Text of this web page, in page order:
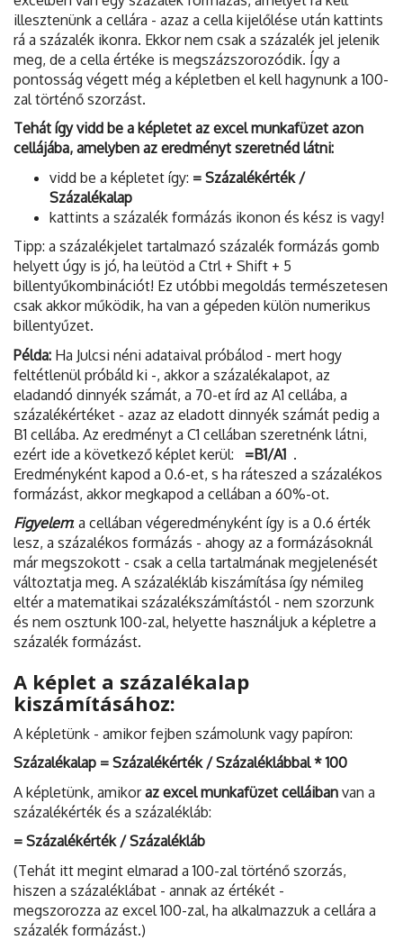
illesztenünk a cellára - azaz a cella kijelőlése után kattints
rá a százalék ikonra. Ekkor nem csak a százalék jel jelenik
meg, de a cella értéke is megszázszorozódik. Így a
pontosság végett még a képletben el kell hagynunk a 100-
zal történő szorzást.
Tehát így vidd be a képletet az excel munkafüzet azon
cellájába, amelyben az eredményt szeretnéd látni:
vidd be a képletet így: = Százalékérték /
Százalékalap
kattints a százalék formázás ikonon és kész is vagy!
Tipp: a százalékjelet tartalmazó százalék formázás gomb
helyett úgy is jó, ha leütöd a Ctrl + Shift + 5
billentyűkombinációt! Ez utóbbi megoldás természetesen
csak akkor működik, ha van a gépeden külön numerikus
billentyűzet.
Példa: Ha Julcsi néni adataival próbálod - mert hogy
feltétlenül próbáld ki -, akkor a százalékalapot, az
eladandó dinnyék számát, a 70-et írd az A1 cellába, a
százalékértéket - azaz az eladott dinnyék számát pedig a
B1 cellába. Az eredményt a C1 cellában szeretnénk látni,
ezért ide a következő képlet kerül: =B1/A1 .
Eredményként kapod a 0.6-et, s ha ráteszed a százalékos
formázást, akkor megkapod a cellában a 60%-ot.
Figyelem: a cellában végeredményként így is a 0.6 érték
lesz, a százalékos formázás - ahogy az a formázásoknál
már megszokott - csak a cella tartalmának megjelenését
változtatja meg. A százalékláb kiszámítása így némileg
eltér a matematikai százalékszámítástól - nem szorzunk
és nem osztunk 100-zal, helyette használjuk a képletre a
százalék formázást.
A képlet a százalékalap
kiszámításához:
A képletünk - amikor fejben számolunk vagy papíron:
Százalékalap = Százalékérték / Százaléklábbal * 100
A képletünk, amikoraz excel munkafüzet celláiban van a
százalékérték és a százalékláb:
= Százalékérték / Százalékláb
(Tehát itt megint elmarad a 100-zal történő szorzás,
hiszen a százaléklábat - annak az értékét -
megszorozza az excel 100-zal, ha alkalmazzuk a cellára a
százalék formázást.)